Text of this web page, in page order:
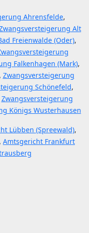
Ahrensfelde,
Alt
Freienwalde (Oder),
Falkenhagen (Mark),
Zwangsversteigerung
Schönefeld,
Zwangsversteigerung
Königs Wusterhausen
Lübben (Spreewald),
, Amtsgericht Frankfurt